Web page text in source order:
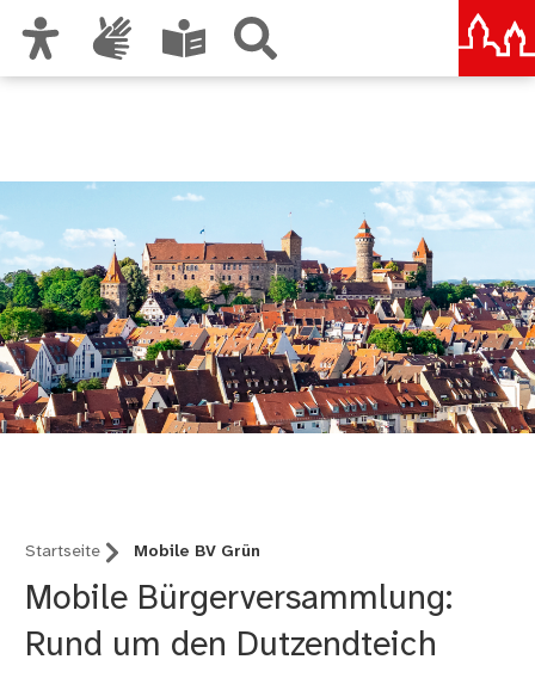
Startseite Mobile BV Grün
Mobile Bürgerversammlung:
Rund um den Dutzendteich